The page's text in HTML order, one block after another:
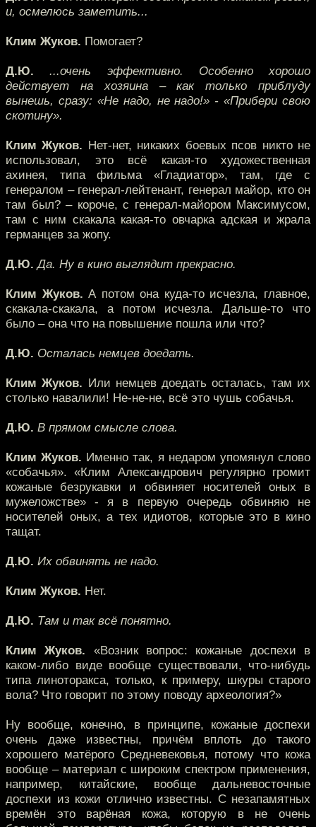
и, осмелюсь заметить...
Клим Жуков. Помогает?
Д.Ю. ...очень эффективно. Особенно хорошо
действует на хозяина – как только приблуду
вынешь, сразу: «Не надо, не надо!» - «Прибери свою
скотину».
Клим Жуков. Нет-нет, никаких боевых псов никто не
использовал, это всё какая-то художественная
ахинея, типа фильма «Гладиатор», там, где с
генералом – генерал-лейтенант, генерал майор, кто он
там был? – короче, с генерал-майором Максимусом,
там с ним скакала какая-то овчарка адская и жрала
германцев за жопу.
Д.Ю. Да. Ну в кино выглядит прекрасно.
Клим Жуков. А потом она куда-то исчезла, главное,
скакала-скакала, а потом исчезла. Дальше-то что
было – она что на повышение пошла или что?
Д.Ю. Осталась немцев доедать.
Клим Жуков. Или немцев доедать осталась, там их
столько навалили! Не-не-не, всё это чушь собачья.
Д.Ю. В прямом смысле слова.
Клим Жуков. Именно так, я недаром упомянул слово
«собачья». «Клим Александрович регулярно громит
кожаные безрукавки и обвиняет носителей оных в
мужеложстве» - я в первую очередь обвиняю не
носителей оных, а тех идиотов, которые это в кино
тащат.
Д.Ю. Их обвинять не надо.
Клим Жуков. Нет.
Д.Ю. Там и так всё понятно.
Клим Жуков. «Возник вопрос: кожаные доспехи в
каком-либо виде вообще существовали, что-нибудь
типа линоторакса, только, к примеру, шкуры старого
вола? Что говорит по этому поводу археология?»
Ну вообще, конечно, в принципе, кожаные доспехи
очень даже известны, причём вплоть до такого
хорошего матёрого Средневековья, потому что кожа
вообще – материал с широким спектром применения,
например, китайские, вообще дальневосточные
доспехи из кожи отлично известны. С незапамятных
времён это варёная кожа, которую в не очень